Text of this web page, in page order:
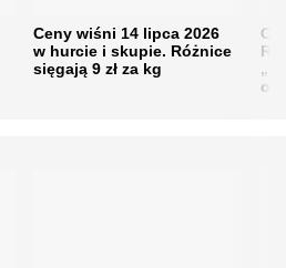
Ceny wiśni 14 lipca 2026
w hurcie i skupie. Różnice
sięgają 9 zł za kg